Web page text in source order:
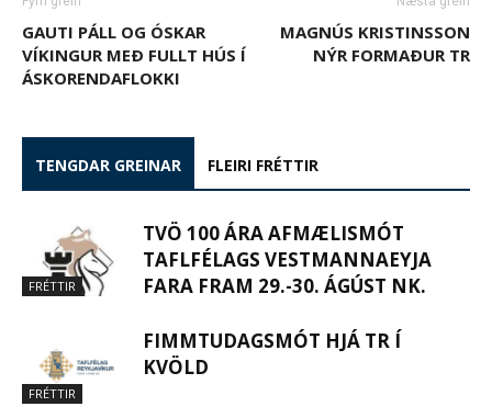
GAUTI PÁLL OG ÓSKAR
VÍKINGUR MEÐ FULLT HÚS Í
ÁSKORENDAFLOKKI
MAGNÚS KRISTINSSON
NÝR FORMAÐUR TR
TENGDAR GREINAR FLEIRI FRÉTTIR
FRÉTTIR
TVÖ 100 ÁRA AFMÆLISMÓT
TAFLFÉLAGS VESTMANNAEYJA
FARA FRAM 29.-30. ÁGÚST NK.
FRÉTTIR
FIMMTUDAGSMÓT HJÁ TR Í
KVÖLD